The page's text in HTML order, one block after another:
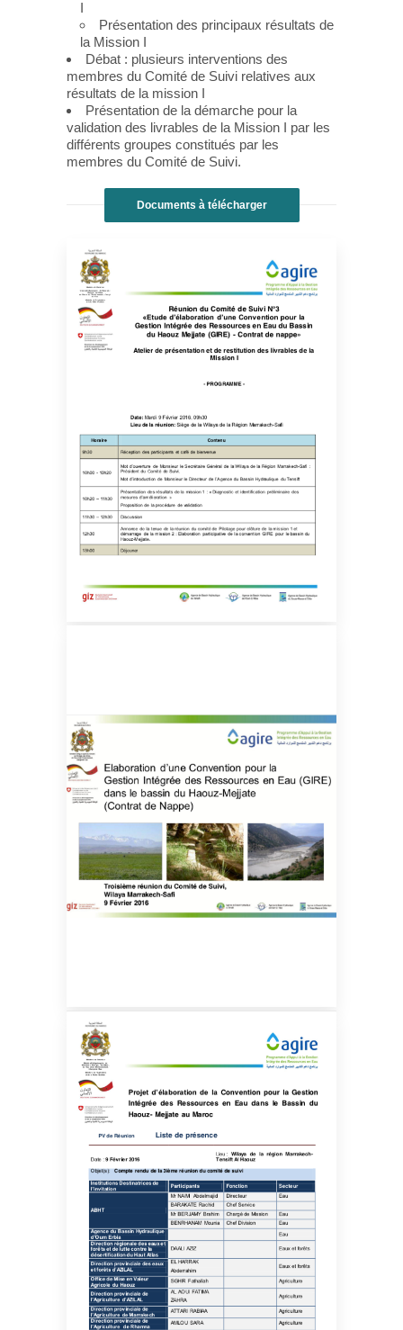
Présentation des principaux résultats de
la Mission I
Débat : plusieurs interventions des
membres du Comité de Suivi relatives aux
résultats de la mission I
Présentation de la démarche pour la
validation des livrables de la Mission I par les
différents groupes constitués par les
membres du Comité de Suivi.
Documents à télécharger